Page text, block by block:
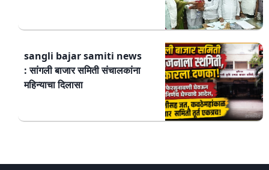
sangli bajar samiti news
: सांगली बाजार समिती संचालकांना
महिन्याचा दिलासा